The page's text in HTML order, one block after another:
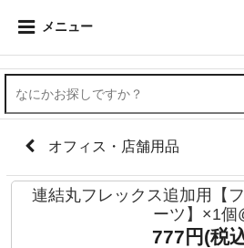
メニュー
オフィス・店舗用品
連結丸フレックス追加用【
ーツ】×1個
777円(税